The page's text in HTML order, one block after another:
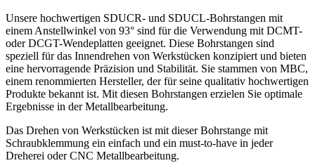
Unsere hochwertigen SDUCR- und SDUCL-Bohrstangen mit
einem Anstellwinkel von 93° sind für die Verwendung mit DCMT-
oder DCGT-Wendeplatten geeignet. Diese Bohrstangen sind
speziell für das Innendrehen von Werkstücken konzipiert und bieten
eine hervorragende Präzision und Stabilität. Sie stammen von MBC,
einem renommierten Hersteller, der für seine qualitativ hochwertigen
Produkte bekannt ist. Mit diesen Bohrstangen erzielen Sie optimale
Ergebnisse in der Metallbearbeitung.
Das Drehen von Werkstücken ist mit dieser Bohrstange mit
Schraubklemmung ein einfach und ein must-to-have in jeder
Dreherei oder CNC Metallbearbeitung.